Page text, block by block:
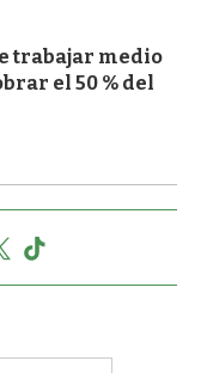
trabajar medio
el 50 % del